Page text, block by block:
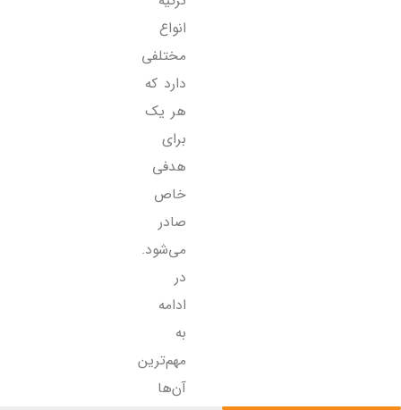
انواع
مختلفی
دارد که
هر یک
برای
هدفی
خاص
صادر
می‌شود.
در
ادامه
به
مهم‌ترین
آن‌ها